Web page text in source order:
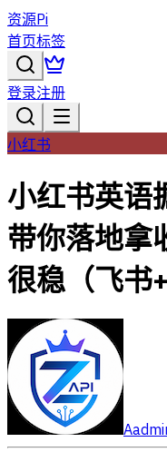
资源Pi
首页标签
登录注册
小红书
小红书英语
带你落地拿
很稳（飞书+
A